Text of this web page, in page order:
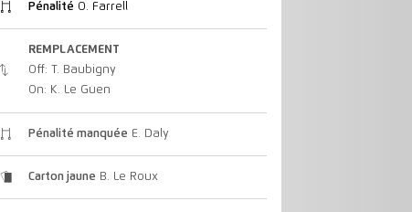
Pénalité O. Farrell
REMPLACEMENT
Off: T. Baubigny
On: K. Le Guen
Pénalité manquée E. Daly
Carton jaune B. Le Roux